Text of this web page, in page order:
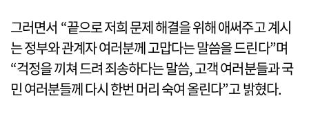
그러면서 “끝으로 저희 문제 해결을 위해 애써주고 계시
는 정부와 관계자 여러분께 고맙다는 말씀을 드린다”며
“걱정을 끼쳐 드려 죄송하다는 말씀, 고객 여러분들과 국
민 여러분들께 다시 한번 머리 숙여 올린다”고 밝혔다.